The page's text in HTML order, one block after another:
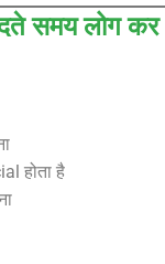
समय लोग कर
होता है